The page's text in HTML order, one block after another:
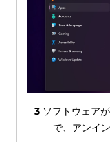
3ソフトウェア
で、アンイ